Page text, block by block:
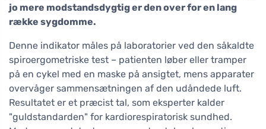
jo mere modstandsdygtig er den over for en lang
række sygdomme.
Denne indikator måles på laboratorier ved den såkaldte
spiroergometriske test – patienten løber eller tramper
på en cykel med en maske på ansigtet, mens apparater
overvåger sammensætningen af den udåndede luft.
Resultatet er et præcist tal, som eksperter kalder
"guldstandarden" for kardiorespiratorisk sundhed.